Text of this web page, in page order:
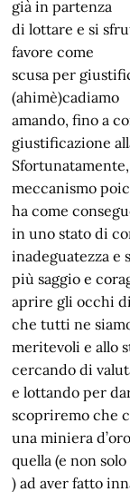
già in partenza
di lottare e si
favore come
scusa per
(ahimè)cadiamo
amando, fino a
giustificazione
meccanismo
ha come
in uno stato di
inadeguatezza e
più saggio e
aprire gli occhi
che tutti ne
meritevoli e allo
cercando di
e lottando per
scopriremo che
una miniera
quella (e non solo
) ad aver fatto